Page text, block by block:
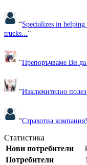
“Specializes in
trucks...”
“Препоръчваме Ви да
“Изключително
“Страхотна
Статистика
Нови потребители
Потребители